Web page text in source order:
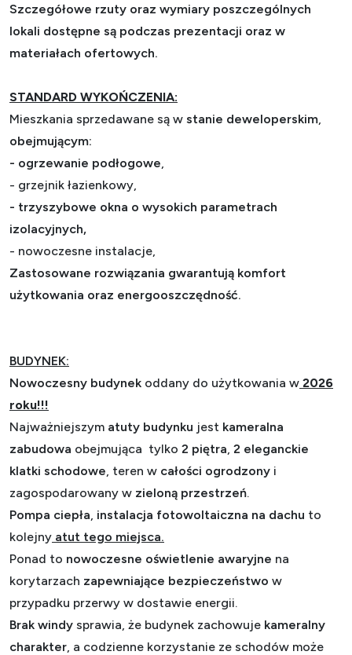
Szczegółowe rzuty oraz wymiary poszczególnych
lokali dostępne są podczas prezentacji oraz w
materiałach ofertowych.
STANDARD WYKOŃCZENIA:
Mieszkania sprzedawane są w stanie deweloperskim
obejmującym:
- ogrzewanie podłogowe
- grzejnik łazienkowy,
- trzyszybowe okna o wysokich parametrach
izolacyjnych,
- nowoczesne instalacje,
Zastosowane rozwiązania gwarantują komfort
użytkowania oraz energooszczędność.
BUDYNEK:
Nowoczesny budynek oddany do użytkowania w 2026
roku!!!
Najważniejszym atuty budynku jest kameralna
zabudowa obejmująca tylko 2 piętra 2 eleganckie
klatki schodowe , teren w całości ogrodzony i
zagospodarowany w zieloną przestrzeń.
Pompa ciepła instalacja fotowoltaiczna na dachu to
kolejny atut tego miejsca.
Ponad to nowoczesne oświetlenie awaryjne na
korytarzach zapewniające bezpieczeństwo w
przypadku przerwy w dostawie energii.
Brak windy sprawia, że budynek zachowuje kameralny
charakter , a codzienne korzystanie ze schodów może